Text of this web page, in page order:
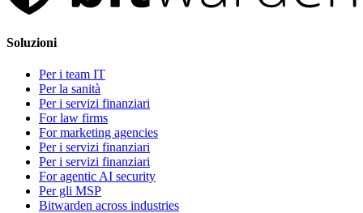
Soluzioni
Per i team IT
Per la sanità
Per i servizi finanziari
For law firms
For marketing agencies
Per i servizi finanziari
Per i servizi finanziari
For agentic AI security
Per gli MSP
Bitwarden across industries